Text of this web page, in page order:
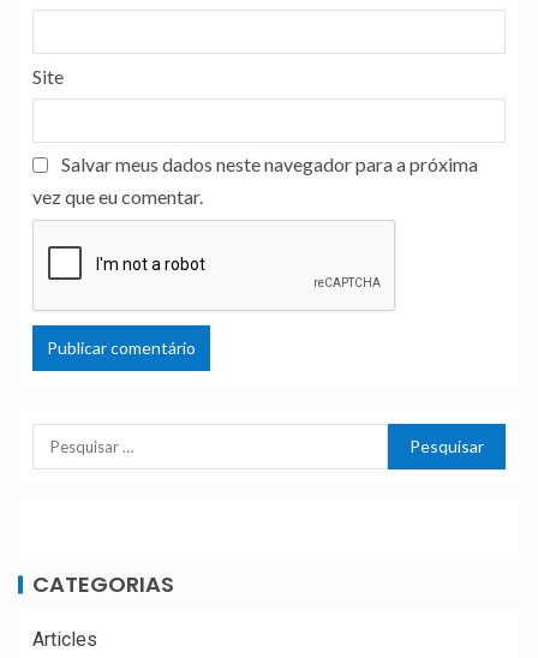
Site
Salvar meus dados neste navegador para a próxima
vez que eu comentar.
CATEGORIAS
Articles